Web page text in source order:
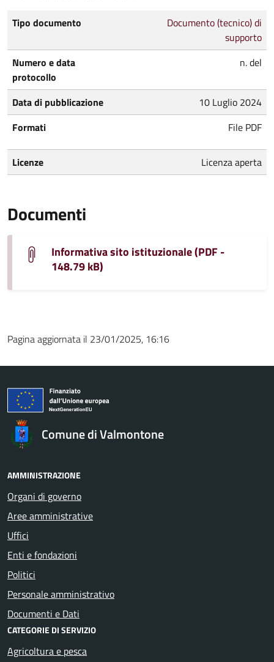
Tipo documento
Documento (tecnico) di
supporto
Numero e data
protocollo
n. del
Data di pubblicazione
10 Luglio 2024
Formati
File PDF
Licenze Licenza aperta
Documenti
Informativa sito istituzionale (PDF -
148.79 kB)
Pagina aggiornata il 23/01/2025, 16:16
Comune di Valmontone
AMMINISTRAZIONE
Organi di governo
Aree amministrative
Uffici
Enti e fondazioni
Politici
Personale amministrativo
Documenti e Dati
CATEGORIE DI SERVIZIO
Agricoltura e pesca